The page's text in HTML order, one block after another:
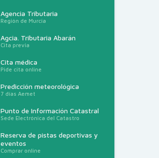
Agencia Tributaria
Región de Murcia
Agcia. Tributaria Abarán
Cita previa
Cita médica
Pide cita online
Predicción meteorológica
7 días Aemet
Punto de Información Catastral
Sede Electrónica del Catastro
Reserva de pistas deportivas y
eventos
Comprar online